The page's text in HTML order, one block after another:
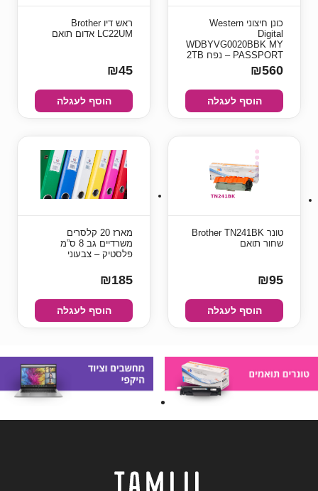
כונן חיצוני Western
Digital
WDBYVG0020BBK MY
PASSPORT – נפח 2TB
₪560
הוסף לעגלה
ראש דיו Brother
LC22UM אדום תואם
₪45
הוסף לעגלה
טונר Brother TN241BK
שחור תואם
₪95
הוסף לעגלה
מארז 20 קלסרים
משרדיים גב 8 ס”מ
פלסטיק – צבעוני
₪185
הוסף לעגלה